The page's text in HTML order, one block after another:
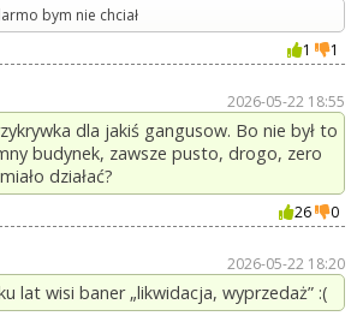
bym nie chciał
1
1
2026-05-22 18:55
dla jakiś gangusow. Bo nie był to
budynek, zawsze pusto, drogo, zero
działać?
26
0
2026-05-22 18:20
lat wisi baner „likwidacja, wyprzedaż” :(